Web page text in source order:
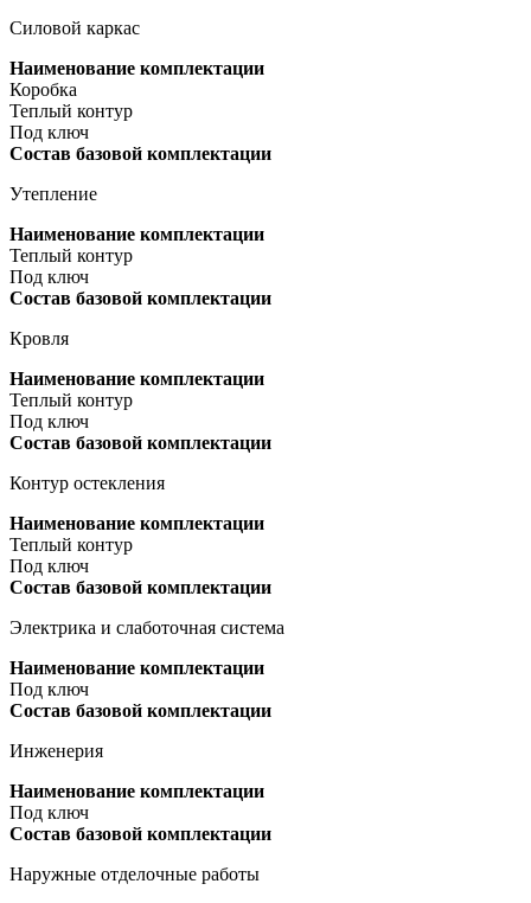
Силовой каркас
Наименование комплектации
Коробка
Теплый контур
Под ключ
Состав базовой комплектации
Утепление
Наименование комплектации
Теплый контур
Под ключ
Состав базовой комплектации
Кровля
Наименование комплектации
Теплый контур
Под ключ
Состав базовой комплектации
Контур остекления
Наименование комплектации
Теплый контур
Под ключ
Состав базовой комплектации
Электрика и слаботочная система
Наименование комплектации
Под ключ
Состав базовой комплектации
Инженерия
Наименование комплектации
Под ключ
Состав базовой комплектации
Наружные отделочные работы